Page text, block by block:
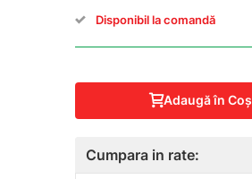
Disponibil la comandă
Adaugă în Coş
Cumpara in rate: